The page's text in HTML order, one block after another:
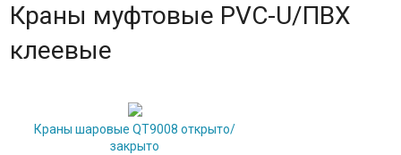
Краны муфтовые PVC-U/ПВХ
клеевые
Краны шаровые QT9008 открыто/
закрыто